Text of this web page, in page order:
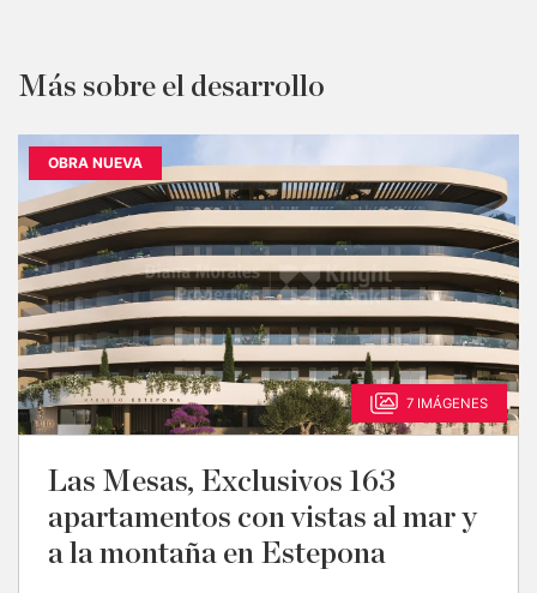
Más sobre el desarrollo
OBRA NUEVA
7 IMÁGENES
Las Mesas, Exclusivos 163
apartamentos con vistas al mar y
a la montaña en Estepona